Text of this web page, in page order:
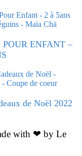
ENFANT –
de Noël 2022
with ❤ by Le